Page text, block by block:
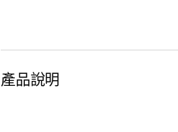
產品說明